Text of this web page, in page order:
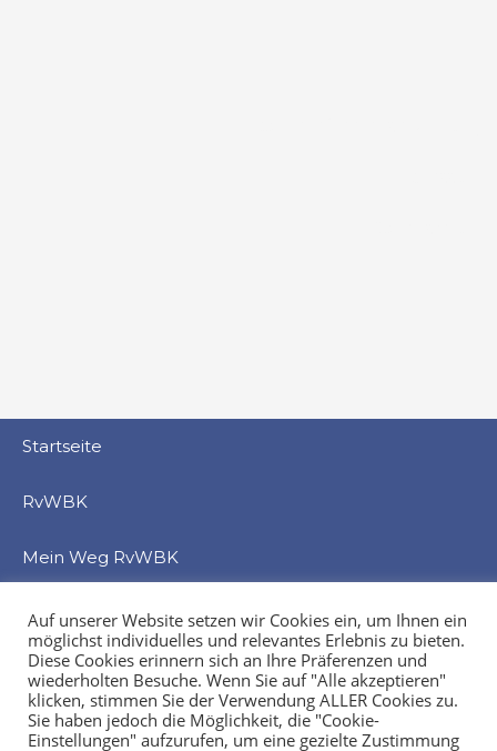
Auf unserer Website setzen wir Cookies ein, um Ihnen ein
möglichst individuelles und relevantes Erlebnis zu bieten.
Diese Cookies erinnern sich an Ihre Präferenzen und
wiederholten Besuche. Wenn Sie auf "Alle akzeptieren"
klicken, stimmen Sie der Verwendung ALLER Cookies zu.
Sie haben jedoch die Möglichkeit, die "Cookie-
Einstellungen" aufzurufen, um eine gezielte Zustimmung
Startseite
RvWBK
Mein Weg RvWBK
Beratung
Service
Veranstaltung